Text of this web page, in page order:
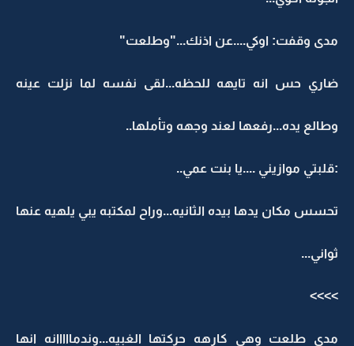
مدى وقفت: اوكي....عن اذنك..."وطلعت"
ضاري حس انه تايهه للحظه...لقى نفسه لما نزلت عينه
وطالع يده...رفعها لعند وجهه وتأملها..
:قلبتي موازيني ....يا بنت عمي..
تحسس مكان يدها بيده الثانيه...وراح لمكتبه يبي يلهيه عنها
ثواني...
>>>>
مدى طلعت وهي كارهه حركتها الغبيه...وندمااااانه انها